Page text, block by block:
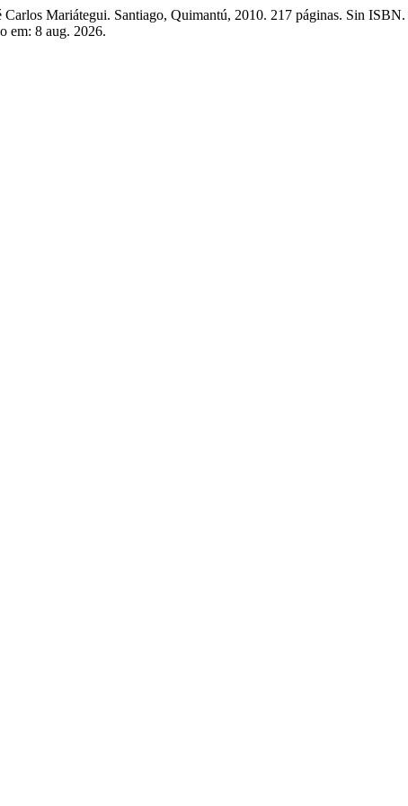
Mariátegui. Santiago, Quimantú, 2010. 217 páginas. Sin ISBN.
em: 8 aug. 2026.